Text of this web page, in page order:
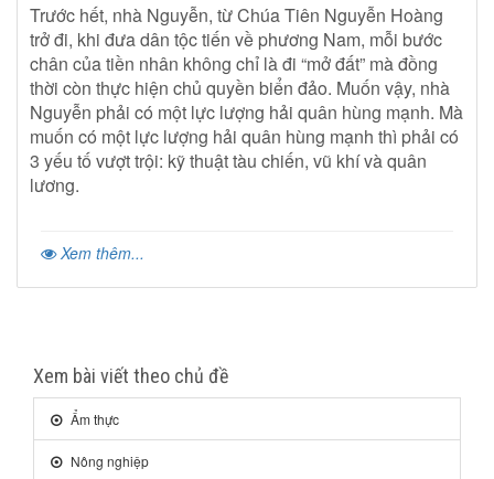
Trước hết, nhà Nguyễn, từ Chúa Tiên Nguyễn Hoàng
trở đi, khi đưa dân tộc tiến về phương Nam, mỗi bước
chân của tiền nhân không chỉ là đi “mở đất” mà đồng
thời còn thực hiện chủ quyền biển đảo. Muốn vậy, nhà
Nguyễn phải có một lực lượng hải quân hùng mạnh. Mà
muốn có một lực lượng hải quân hùng mạnh thì phải có
3 yếu tố vượt trội: kỹ thuật tàu chiến, vũ khí và quân
lương.
Xem thêm...
Xem bài viết theo chủ đề
Ẩm thực
Nông nghiệp